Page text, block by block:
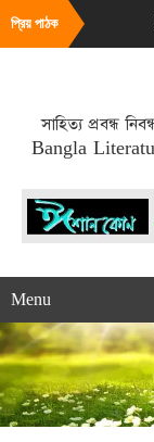
প্রিয় পাঠক
AUG 2026
সাহিত্য প্রবন্ধ
Bangla
Menu